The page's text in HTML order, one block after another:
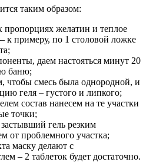
таким образом:
пропорциях желатин и теплое
к примеру, по 1 столовой ложке
даем настояться минут 20
баню;
чтобы смесь была однородной, и
геля – густого и липкого;
состав нанесем на те участки
точки;
гель резким
от проблемного участка;
маску делают с
– 2 таблеток будет достаточно.